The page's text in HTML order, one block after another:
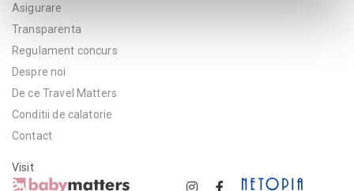
Asigurare
Transparenta
Regulament concurs
Despre noi
De ce Travel Matters
Conditii de calatorie
Contact
Visit